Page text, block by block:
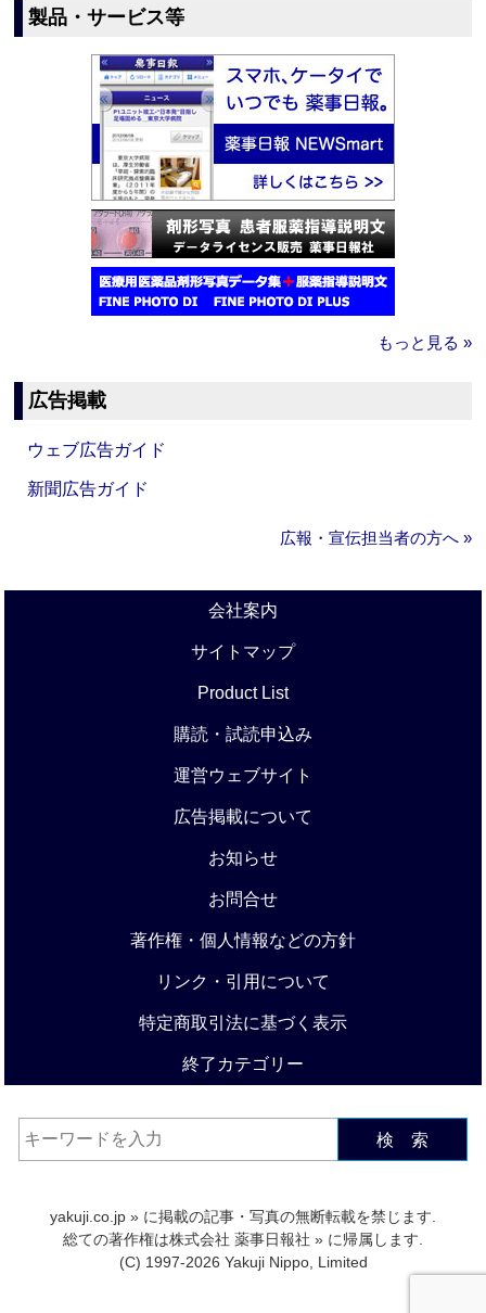
製品・サービス等
もっと見る »
広告掲載
ウェブ広告ガイド
新聞広告ガイド
広報・宣伝担当者の方へ »
会社案内
サイトマップ
Product List
購読・試読申込み
運営ウェブサイト
広告掲載について
お知らせ
お問合せ
著作権・個人情報などの方針
リンク・引用について
特定商取引法に基づく表示
終了カテゴリー
検 索
yakuji.co.jp » に掲載の記事・写真の無断転載を禁じます.
総ての著作権は株式会社 薬事日報社 » に帰属します.
(C) 1997-2026 Yakuji Nippo, Limited